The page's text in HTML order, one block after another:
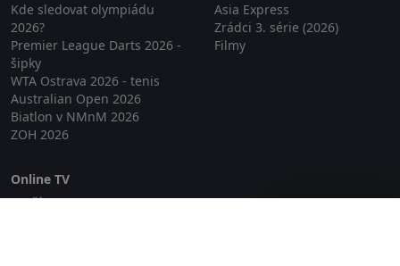
Kde sledovat olympiádu
2026?
Premier League Darts 2026 -
šipky
WTA Ostrava 2026 - tenis
Australian Open 2026
Biatlon v NMnM 2026
ZOH 2026
Asia Express
Zrádci 3. série (2026)
Filmy
Online TV
Lepší.TV